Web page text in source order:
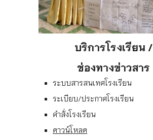
บริการโรงเรียน /
ช่องทางข่าวสาร
ระบบสารสนเทศโรงเรียน
ระเบียบ/ประกาศโรงเรียน
คำสั่งโรงเรียน
ดาวน์โหลด